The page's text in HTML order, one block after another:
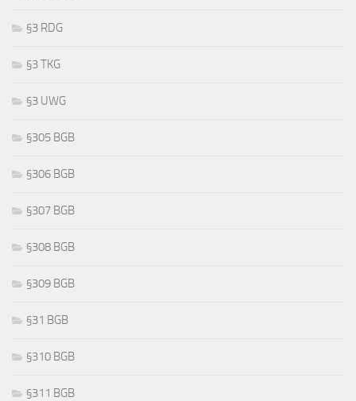
§3 RDG
§3 TKG
§3 UWG
§305 BGB
§306 BGB
§307 BGB
§308 BGB
§309 BGB
§31 BGB
§310 BGB
§311 BGB